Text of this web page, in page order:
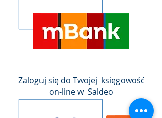
Zaloguj się do Twojej księgowość
on-line w Saldeo